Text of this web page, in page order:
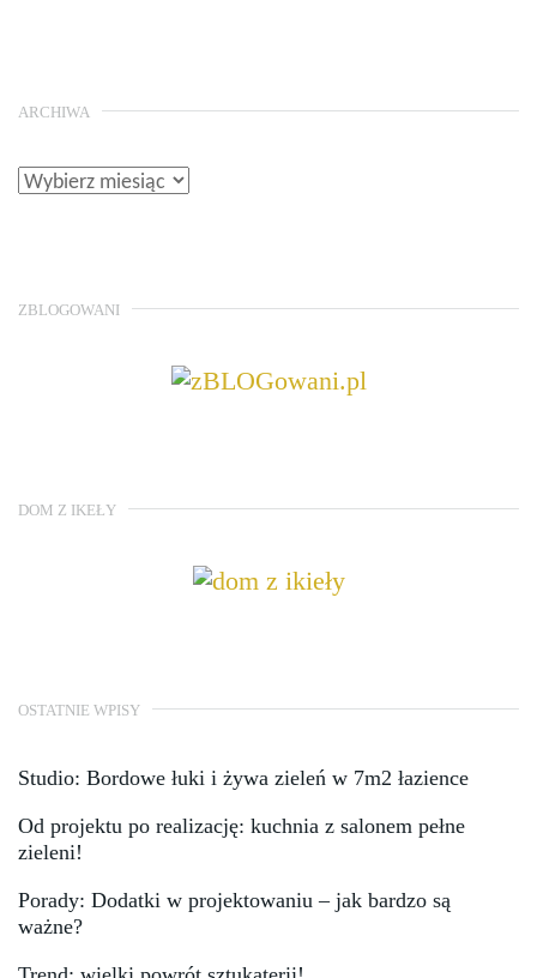
ARCHIWA
ZBLOGOWANI
DOM Z IKEŁY
OSTATNIE WPISY
Studio: Bordowe łuki i żywa zieleń w 7m2 łazience
Od projektu po realizację: kuchnia z salonem pełne
zieleni!
Porady: Dodatki w projektowaniu – jak bardzo są
ważne?